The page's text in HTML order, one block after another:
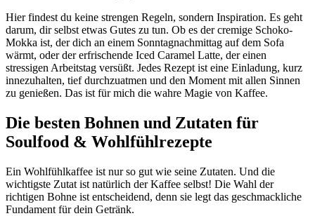
Hier findest du keine strengen Regeln, sondern Inspiration. Es geht
darum, dir selbst etwas Gutes zu tun. Ob es der cremige Schoko-
Mokka ist, der dich an einem Sonntagnachmittag auf dem Sofa
wärmt, oder der erfrischende Iced Caramel Latte, der einen
stressigen Arbeitstag versüßt. Jedes Rezept ist eine Einladung, kurz
innezuhalten, tief durchzuatmen und den Moment mit allen Sinnen
zu genießen. Das ist für mich die wahre Magie von Kaffee.
Die besten Bohnen und Zutaten für
Soulfood & Wohlfühlrezepte
Ein Wohlfühlkaffee ist nur so gut wie seine Zutaten. Und die
wichtigste Zutat ist natürlich der Kaffee selbst! Die Wahl der
richtigen Bohne ist entscheidend, denn sie legt das geschmackliche
Fundament für dein Getränk.